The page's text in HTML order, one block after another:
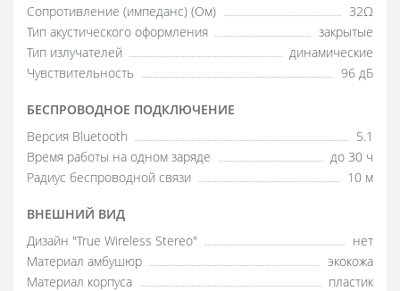
Сопротивление (импеданс) (Ом)
32Ω
Тип акустического оформления
закрытые
Тип излучателей
динамические
Чувствительность
96 дБ
БЕСПРОВОДНОЕ ПОДКЛЮЧЕНИЕ
Версия Bluetooth
5.1
Время работы на одном заряде
до 30 ч
Радиус беспроводной связи
10 м
ВНЕШНИЙ ВИД
Дизайн "True Wireless Stereo"
нет
Материал амбушюр
экокожа
Материал корпуса
пластик